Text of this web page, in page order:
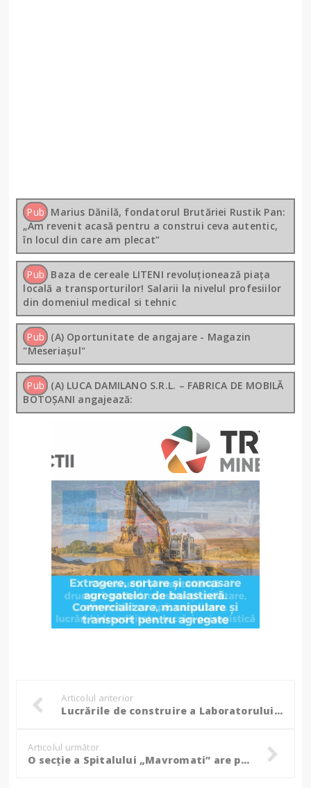
Pub Marius Dănilă, fondatorul Brutăriei Rustik Pan:
„Am revenit acasă pentru a construi ceva autentic,
în locul din care am plecat”
Pub Baza de cereale LITENI revoluționează piața
locală a transporturilor! Salarii la nivelul profesiilor
din domeniul medical si tehnic
Pub (A) Oportunitate de angajare - Magazin
"Meseriașul"
Pub (A) LUCA DAMILANO S.R.L. – FABRICA DE MOBILĂ
BOTOȘANI angajează:
Articolul anterior
Lucrările de construire a Laboratorului de Microbiologie se apropie de final! (foto)
Articolul următor
O secție a Spitalului „Mavromati” are pacienți programați până în decembrie 2025! (video)